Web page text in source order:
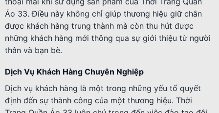
Áo 33. Điều này không chỉ giúp thương hiệu giữ chân
được khách hàng trung thành mà còn thu hút được
những khách hàng mới thông qua sự giới thiệu từ người
thân và bạn bè.
Dịch Vụ Khách Hàng Chuyên Nghiệp
Dịch vụ khách hàng là một trong những yếu tố quyết
định đến sự thành công của một thương hiệu. Thời